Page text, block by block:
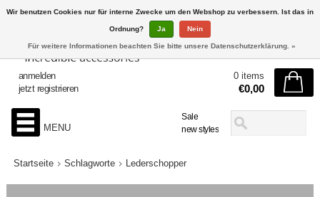
Sale
new styles
anmelden
jetzt registrieren
0 items
€0,00
MENU
Startseite Schlagworte Lederschopper
Wir benutzen Cookies nur für interne Zwecke um den Webshop zu verbessern. Ist das in
Ordnung? Ja Nein
Für weitere Informationen beachten Sie bitte unsere Datenschutzerklärung. »